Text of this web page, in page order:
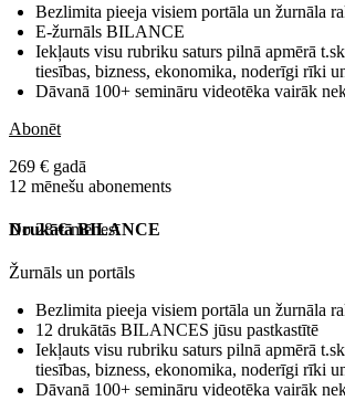
Bezlimita pieeja visiem portāla un žurnāla
E-žurnāls BILANCE
Iekļauts visu rubriku saturs pilnā apmērā
tiesības, bizness, ekonomika, noderīgi rīki
Dāvanā 100+ semināru videotēka vairāk
Abonēt
269 € gadā
12 mēnešu abonements
No 28 € mēnesī
Drukātā BILANCE
Žurnāls un portāls
Bezlimita pieeja visiem portāla un žurnāla
12 drukātās BILANCES jūsu pastkastītē
Iekļauts visu rubriku saturs pilnā apmērā
tiesības, bizness, ekonomika, noderīgi rīki
Dāvanā 100+ semināru videotēka vairāk